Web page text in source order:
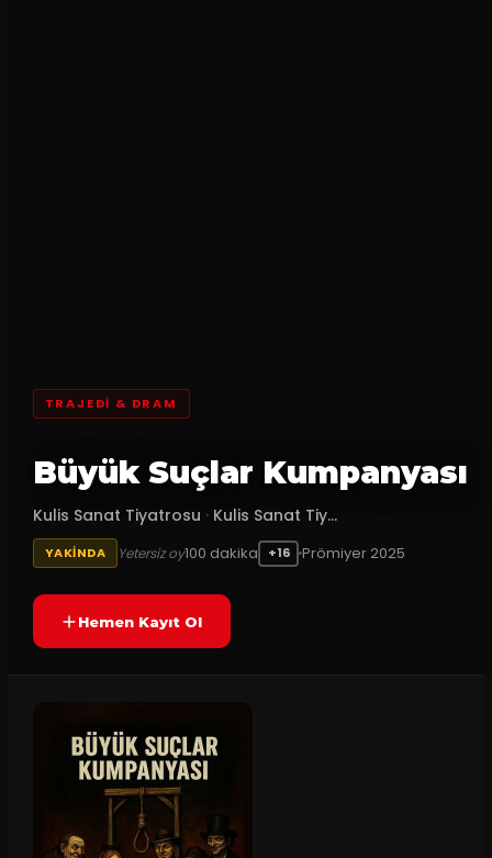
TRAJEDI & DRAM
Büyük Suçlar Kumpanyası
Kulis Sanat Tiyatrosu · Kulis Sanat Tiy...
YAKINDA Yetersiz oy100 dakika +16 Prömiyer 2025
Hemen Kayıt Ol